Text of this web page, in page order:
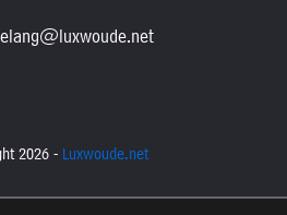
2026 - Luxwoude.net